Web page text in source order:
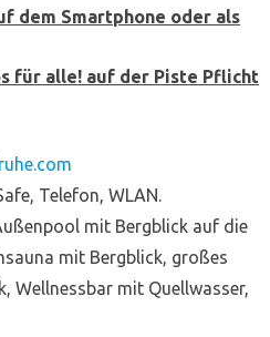
dem Smartphone oder als
für alle! auf der Piste Pflicht
Telefon, WLAN.
mit Bergblick auf die
mit Bergblick, großes
Wellnessbar mit Quellwasser,